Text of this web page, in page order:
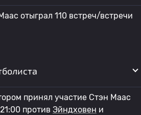
отыграл 110 встреч/встречи
принял участие Стэн Маас
против Эйндховен и